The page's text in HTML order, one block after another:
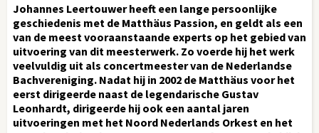
Johannes Leertouwer heeft een lange persoonlijke
geschiedenis met de Matthäus Passion, en geldt als een
van de meest vooraanstaande experts op het gebied van
uitvoering van dit meesterwerk. Zo voerde hij het werk
veelvuldig uit als concertmeester van de Nederlandse
Bachvereniging. Nadat hij in 2002 de Matthäus voor het
eerst dirigeerde naast de legendarische Gustav
Leonhardt, dirigeerde hij ook een aantal jaren
uitvoeringen met het Noord Nederlands Orkest en het